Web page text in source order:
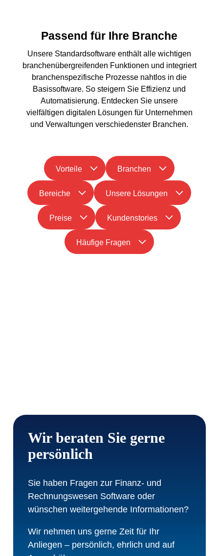
Passend für Ihre Branche
Unsere Standardsoftware enthält alle wichtigen
branchenübergreifenden Funktionen und integriert
branchenspezifische Prozesse nahtlos in die
Basissoftware. So steigern Sie Effizienz und
Automatisierung. Entdecken Sie unsere
vielfältigen digitalen Lösungen für Unternehmen
und Verwaltungen verschiedenster Branchen.
Vorteile Branchen
Bereiche Unsere Lösungen
Preise Kundenstories
Häufige Fragen
Wir beraten Sie gerne
persönlich
Sie haben Fragen zur Finanz- und
Rechnungswesen Software oder
wünschen weitergehende Informationen?
Wir nehmen uns gerne Zeit für Ihr
Anliegen – persönlich, ehrlich und auf